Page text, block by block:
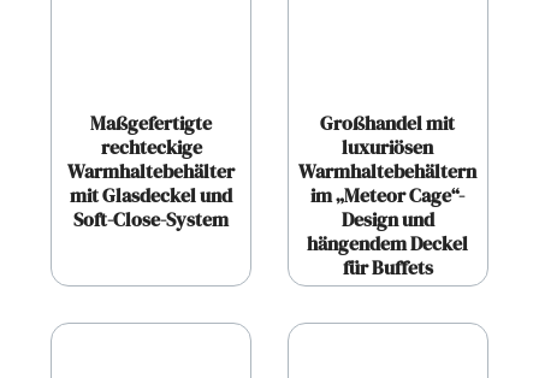
Maßgefertigte
rechteckige
Warmhaltebehälter
mit Glasdeckel und
Soft-Close-System
Großhandel mit
luxuriösen
Warmhaltebehältern
im „Meteor Cage“-
Design und
hängendem Deckel
für Buffets